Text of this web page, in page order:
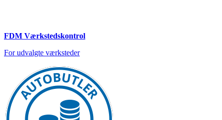
FDM Værkstedskontrol
For udvalgte værksteder